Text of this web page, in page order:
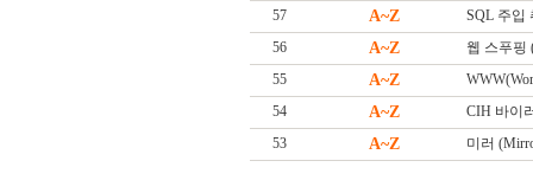
57
A~Z
SQL 주입
56
A~Z
웹 스푸핑
55
A~Z
54
A~Z
CIH 바이
53
A~Z 미러